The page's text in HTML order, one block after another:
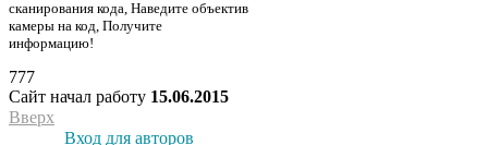
сканирования кода, Наведите объектив
камеры на код, Получите
информацию!
777
Сайт начал работу 15.06.2015
Вверх
Вход для авторов